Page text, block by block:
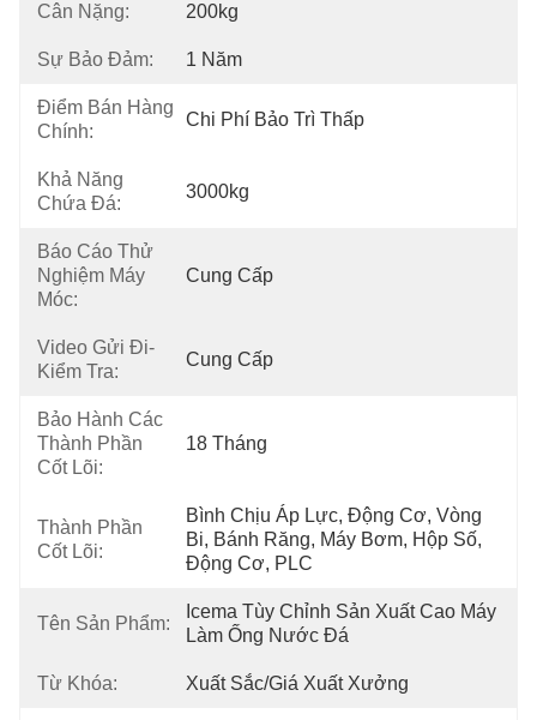
Cân Nặng: 200kg
Sự Bảo Đảm: 1 Năm
Điểm Bán Hàng
Chính:
Chi Phí Bảo Trì Thấp
Khả Năng
Chứa Đá:
3000kg
Báo Cáo Thử
Nghiệm Máy
Móc:
Cung Cấp
Video Gửi Đi-
Kiểm Tra:
Cung Cấp
Bảo Hành Các
Thành Phần
Cốt Lõi:
18 Tháng
Thành Phần
Cốt Lõi:
Bình Chịu Áp Lực, Động Cơ, Vòng
Bi, Bánh Răng, Máy Bơm, Hộp Số,
Động Cơ, PLC
Tên Sản Phẩm:
Icema Tùy Chỉnh Sản Xuất Cao Máy
Làm Ống Nước Đá
Từ Khóa: Xuất Sắc/giá Xuất Xưởng